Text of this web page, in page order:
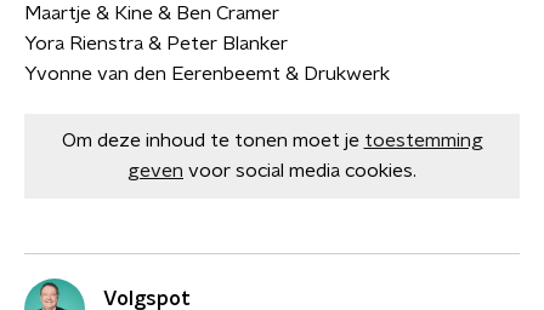
Maartje & Kine & Ben Cramer
Yora Rienstra & Peter Blanker
Yvonne van den Eerenbeemt & Drukwerk
Om deze inhoud te tonen moet je toestemming
geven voor social media cookies.
Volgspot